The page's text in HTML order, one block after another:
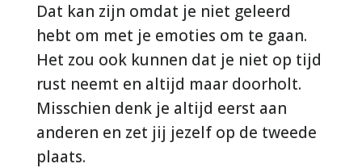
Dat kan zijn omdat je niet geleerd
hebt om met je emoties om te gaan.
Het zou ook kunnen dat je niet op tijd
rust neemt en altijd maar doorholt.
Misschien denk je altijd eerst aan
anderen en zet jij jezelf op de tweede
plaats.